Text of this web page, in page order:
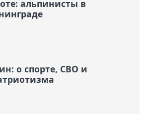
альпинисты в
о спорте, СВО и